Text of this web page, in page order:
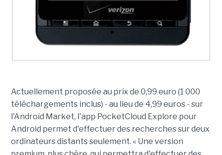
Actuellement proposée au prix de 0,99 euro (1 000
téléchargements inclus) - au lieu de 4,99 euros - sur
l'Android Market, l'app PocketCloud Explore pour
Android permet d'effectuer des recherches sur deux
ordinateurs distants seulement. « Une version